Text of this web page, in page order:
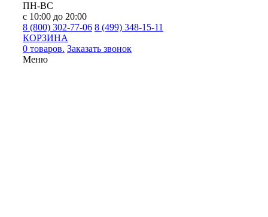
ПН-ВС
с 10:00 до 20:00
8 (800) 302-77-06 8 (499) 348-15-11
КОРЗИНА
0 товаров. Заказать звонок
Меню